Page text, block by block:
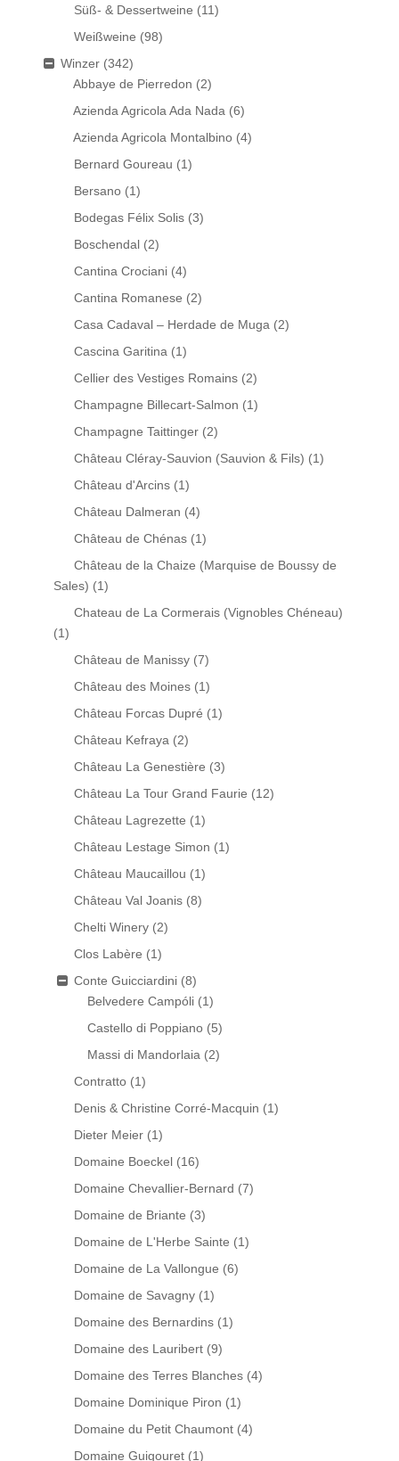
Süß- & Dessertweine (11)
Weißweine (98)
Winzer (342)
Abbaye de Pierredon (2)
Azienda Agricola Ada Nada (6)
Azienda Agricola Montalbino (4)
Bernard Goureau (1)
Bersano (1)
Bodegas Félix Solis (3)
Boschendal (2)
Cantina Crociani (4)
Cantina Romanese (2)
Casa Cadaval – Herdade de Muga (2)
Cascina Garitina (1)
Cellier des Vestiges Romains (2)
Champagne Billecart-Salmon (1)
Champagne Taittinger (2)
Château Cléray-Sauvion (Sauvion & Fils) (1)
Château d'Arcins (1)
Château Dalmeran (4)
Château de Chénas (1)
Château de la Chaize (Marquise de Boussy de
Sales) (1)
Chateau de La Cormerais (Vignobles Chéneau)
(1)
Château de Manissy (7)
Château des Moines (1)
Château Forcas Dupré (1)
Château Kefraya (2)
Château La Genestière (3)
Château La Tour Grand Faurie (12)
Château Lagrezette (1)
Château Lestage Simon (1)
Château Maucaillou (1)
Château Val Joanis (8)
Chelti Winery (2)
Clos Labère (1)
Conte Guicciardini (8)
Belvedere Campóli (1)
Castello di Poppiano (5)
Massi di Mandorlaia (2)
Contratto (1)
Denis & Christine Corré-Macquin (1)
Dieter Meier (1)
Domaine Boeckel (16)
Domaine Chevallier-Bernard (7)
Domaine de Briante (3)
Domaine de L'Herbe Sainte (1)
Domaine de La Vallongue (6)
Domaine de Savagny (1)
Domaine des Bernardins (1)
Domaine des Lauribert (9)
Domaine des Terres Blanches (4)
Domaine Dominique Piron (1)
Domaine du Petit Chaumont (4)
Domaine Guigouret (1)